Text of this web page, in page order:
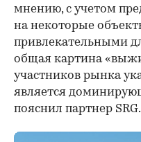
мнению, с учетом
на некоторые
привлекательными
общая картина
участников рынка
является
пояснил партнер SRG.